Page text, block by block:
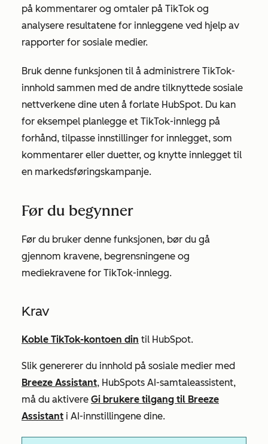
på kommentarer og omtaler på TikTok og
analysere resultatene for innleggene ved hjelp av
rapporter for sosiale medier.
Bruk denne funksjonen til å administrere TikTok-
innhold sammen med de andre tilknyttede sosiale
nettverkene dine uten å forlate HubSpot. Du kan
for eksempel planlegge et TikTok-innlegg på
forhånd, tilpasse innstillinger for innlegget, som
kommentarer eller duetter, og knytte innlegget til
en markedsføringskampanje.
Før du begynner
Før du bruker denne funksjonen, bør du gå
gjennom kravene, begrensningene og
mediekravene for TikTok-innlegg.
Krav
Koble TikTok-kontoen din til HubSpot.
Slik genererer du innhold på sosiale medier med
Breeze Assistant, HubSpots AI-samtaleassistent,
må du aktivere Gi brukere tilgang til Breeze
Assistant i AI-innstillingene dine.